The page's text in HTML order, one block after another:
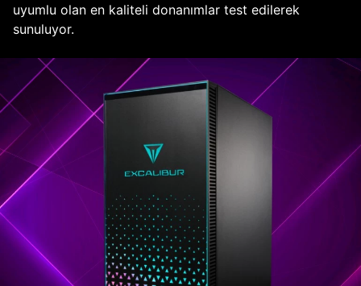
uyumlu olan en kaliteli donanımlar test edilerek
sunuluyor.